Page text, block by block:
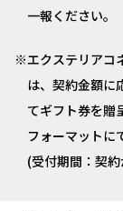
一報ください。
エクステリアコ
は、契約金額に
てギフト券を贈
フォーマットに
(受付期間：契